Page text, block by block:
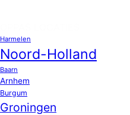
Harmelen
Noord-Holland
Baarn
Arnhem
Burgum
Groningen